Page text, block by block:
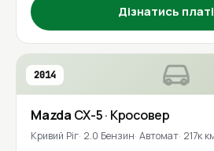
Дізнатись
2014
Mazda CX-5· Кросовер
Кривий Ріг 2.0 Бензин Автомат 217к